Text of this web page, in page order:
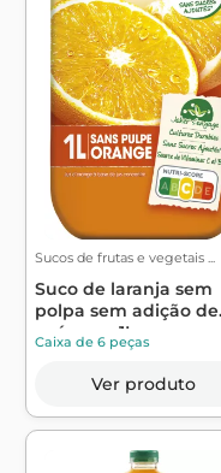
Sucos de frutas e vegetais ...
Suco de laranja sem
polpa sem adição de
açúcares 1L -...
Caixa de 6 peças
Ver produto